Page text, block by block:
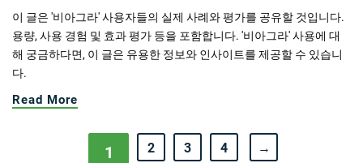
이 글은 '비아그라' 사용자들의 실제 사례와 평가를 공유할 것입니다.
용량, 사용 경험 및 효과 평가 등을 포함합니다. '비아그라' 사용에 대
해 궁금하다면, 이 글은 유용한 정보와 인사이트를 제공할 수 있습니
다.
Read More
1 2 3 4 →